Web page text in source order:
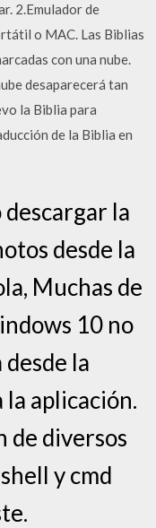
2.Emulador de
o MAC. Las Biblias
con una nube.
desaparecerá tan
la Biblia para
de la Biblia en
la
desde la
Muchas de
10 no
la
aplicación.
de diversos
y cmd